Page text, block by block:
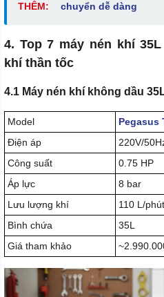
THÊM:
chuyển dễ dàng
4. Top 7 máy nén khí
khí thần tốc
4.1 Máy nén khí không dầu
Model
Pegasus
Điện áp
220V/
Công suất
0.75 HP
Áp lực
8 bar
Lưu lượng khí
110 L/phút
Bình chứa
35L
Giá tham khảo